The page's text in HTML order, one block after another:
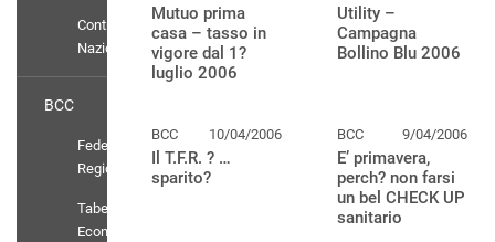
Contratto
Nazionale
BCC
Federazioni
Regionali
Tabelle
Economiche
Mutuo prima
casa – tasso in
vigore dal 1?
luglio 2006
Utility –
Campagna
Bollino Blu 2006
BCC 10/04/2006
Il T.F.R. ? …
sparito?
BCC 9/04/2006
E’ primavera,
perch? non farsi
un bel CHECK UP
sanitario